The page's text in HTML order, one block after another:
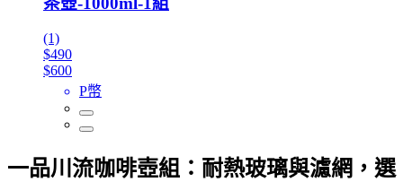
(1)
$490
$600
P幣
一品川流咖啡壺組：耐熱玻璃與濾網，選